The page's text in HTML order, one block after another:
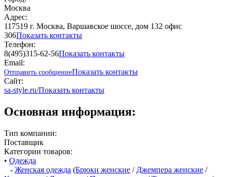
Москва
Адрес:
117519 г. Москва, Варшавское шоссе, дом 132 офис
306Показать контакты
Телефон:
8(495)315-62-56Показать контакты
Email:
Отправить сообщениеПоказать контакты
Сайт:
sa-style.ru/Показать контакты
Основная информация:
Тип компании:
Поставщик
Категории товаров:
• Одежда
- Женская одежда (Брюки женские / Джемпера женские /